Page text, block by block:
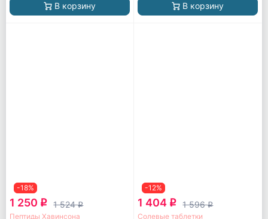
В корзину В корзину
-18%
1 250 q 1 524q
Пептиды Хавинсона
-12%
1 404 q 1 596q
Солевые таблетки